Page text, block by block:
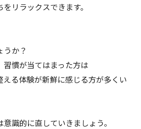
リラックスできます。
うか？
習慣が当てはまった方は
える体験が新鮮に感じる方が多くい
識的に直していきましょう。